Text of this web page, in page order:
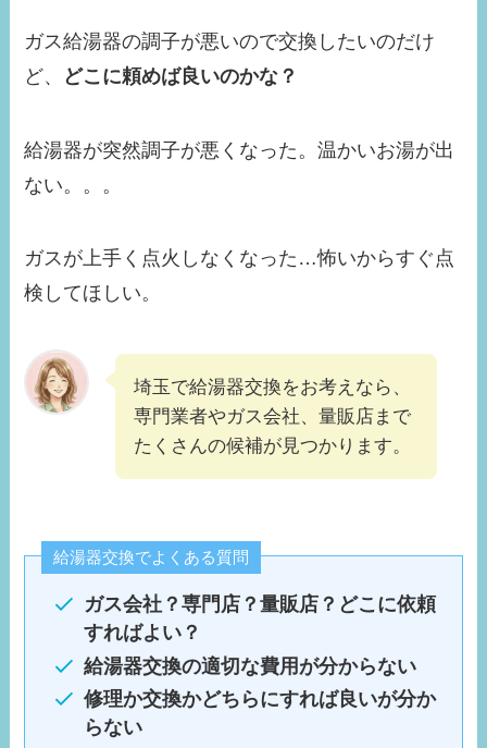
ガス給湯器の調子が悪いので交換したいのだけ
ど、
どこに頼めば良いのかな？
給湯器が突然調子が悪くなった。温かいお湯が出
ない。。。
ガスが上手く点火しなくなった…怖いからすぐ点
検してほしい。
埼玉で給湯器交換をお考えなら、
専門業者やガス会社、量販店まで
たくさんの候補が見つかります。
給湯器交換でよくある質問
ガス会社？専門店？量販店？どこに依頼
すればよい？
給湯器交換の適切な費用が分からない
修理か交換かどちらにすれば良いが分か
らない